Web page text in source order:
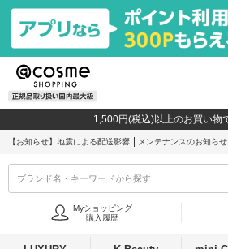
1,500円(税込)以上のお買い物
【お知らせ】 地震による配送影響 メンテナンスのお知らせ
ブランド名・キーワードから探す
Myショッピング
購入履歴